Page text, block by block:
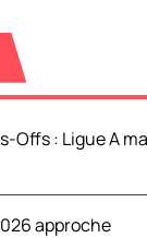
Offs : Ligue A
approche